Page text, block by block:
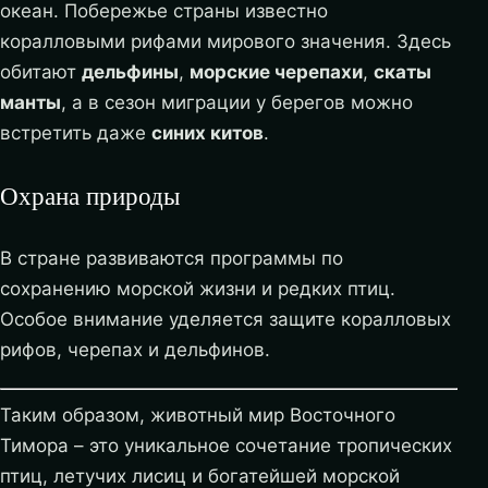
океан. Побережье страны известно
коралловыми рифами мирового значения. Здесь
обитают дельфины, морские черепахи, скаты
манты, а в сезон миграции у берегов можно
встретить даже синих китов.
Охрана природы
В стране развиваются программы по
сохранению морской жизни и редких птиц.
Особое внимание уделяется защите коралловых
рифов, черепах и дельфинов.
Таким образом, животный мир Восточного
Тимора – это уникальное сочетание тропических
птиц, летучих лисиц и богатейшей морской